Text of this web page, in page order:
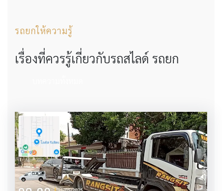
รถยกให้ความรู้
เรื่องที่ควรรู้เกี่ยวกับรถสไลด์ รถยก